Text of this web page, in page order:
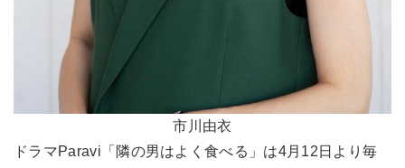
市川由衣
ドラマParavi「隣の男はよく食べる」は4月12日より毎